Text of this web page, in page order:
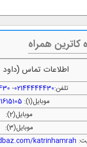
کاترین همراه
اطلاعات تماس (داود
تلفن:02144444430
-
موبایل(1):
موبایل(2):
موبایل(3):
katrinhamrah